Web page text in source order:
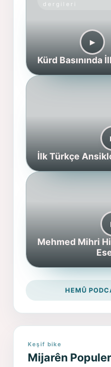
dergileri
▶︎
Kürd Basınında
İlk Türkçe
Mehmed Mihri
HEMÛ
Keşif bike
Mijarên Populer